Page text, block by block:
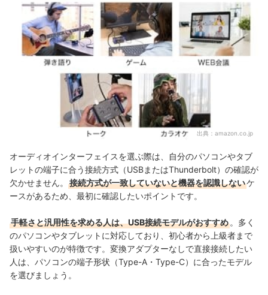
出典： amazon.co.jp
オーディオインターフェイスを選ぶ際は、自分のパソコンやタブ
レットの端子に合う接続方式（USBまたはThunderbolt）の確認が
欠かせません。
接続方式が一致していないと機器を認識しないケ
ースがあるため、最初に確認したいポイントです。
手軽さと汎用性を求める人は、USB接続モデルがおすすめ 。多く
のパソコンやタブレットに対応しており、初心者から上級者まで
扱いやすいのが特徴です。変換アダプターなしで直接接続したい
人は、パソコンの端子形状（Type-A・Type-C）に合ったモデル
を選びましょう。